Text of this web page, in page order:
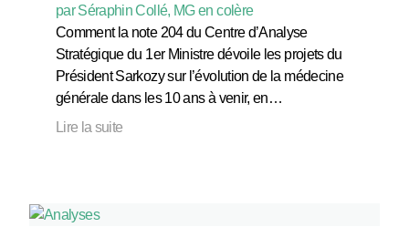
par Séraphin Collé, MG en colère
Comment la note 204 du Centre d’Analyse
Stratégique du 1er Ministre dévoile les projets du
Président Sarkozy sur l’évolution de la médecine
générale dans les 10 ans à venir, en…
Lire la suite